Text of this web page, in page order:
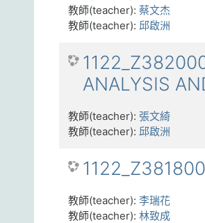
教師(teacher): 蔡文杰
教師(teacher): 邱啟洲
ANALYSIS
教師(teacher): 張文綺
教師(teacher): 邱啟洲
教師(teacher): 李瑞花
教師(teacher): 林致成